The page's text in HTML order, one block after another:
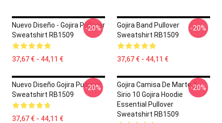
Nuevo Diseño - Gojira Pullover
Sweatshirt RB1509
37,67 € - 44,11 €
-20%
Gojira Band Pullover
Sweatshirt RB1509
37,67 € - 44,11 €
-20%
Nuevo Diseño Gojira Pullover
Sweatshirt RB1509
37,67 € - 44,11 €
-20%
Gojira Camisa De Marte A
Sirio 10 Gojira Hoodie
Essential Pullover
Sweatshirt RB1509
-20%